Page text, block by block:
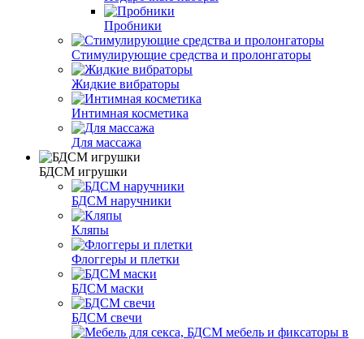
Пробники
Стимулирующие средства и пролонгаторы
Жидкие вибраторы
Интимная косметика
Для массажа
БДСМ игрушки
БДСМ наручники
Кляпы
Флоггеры и плетки
БДСМ маски
БДСМ свечи